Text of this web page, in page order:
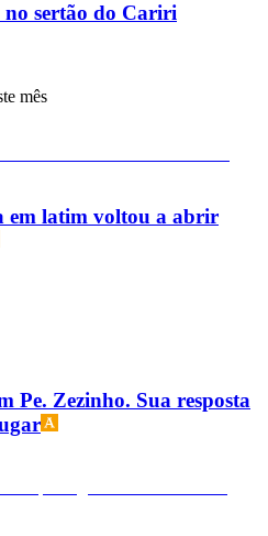
sertão do Cariri
mês
em latim voltou a abrir
Pe. Zezinho. Sua resposta